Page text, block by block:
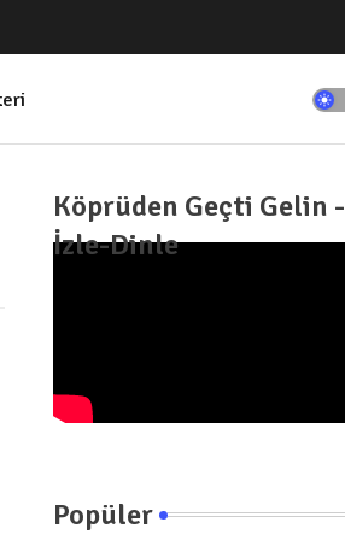
Köprüden Geçti Gelin -
İzle-Dinle
Popüler